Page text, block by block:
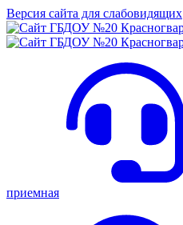
Версия сайта для слабовидящих
приемная